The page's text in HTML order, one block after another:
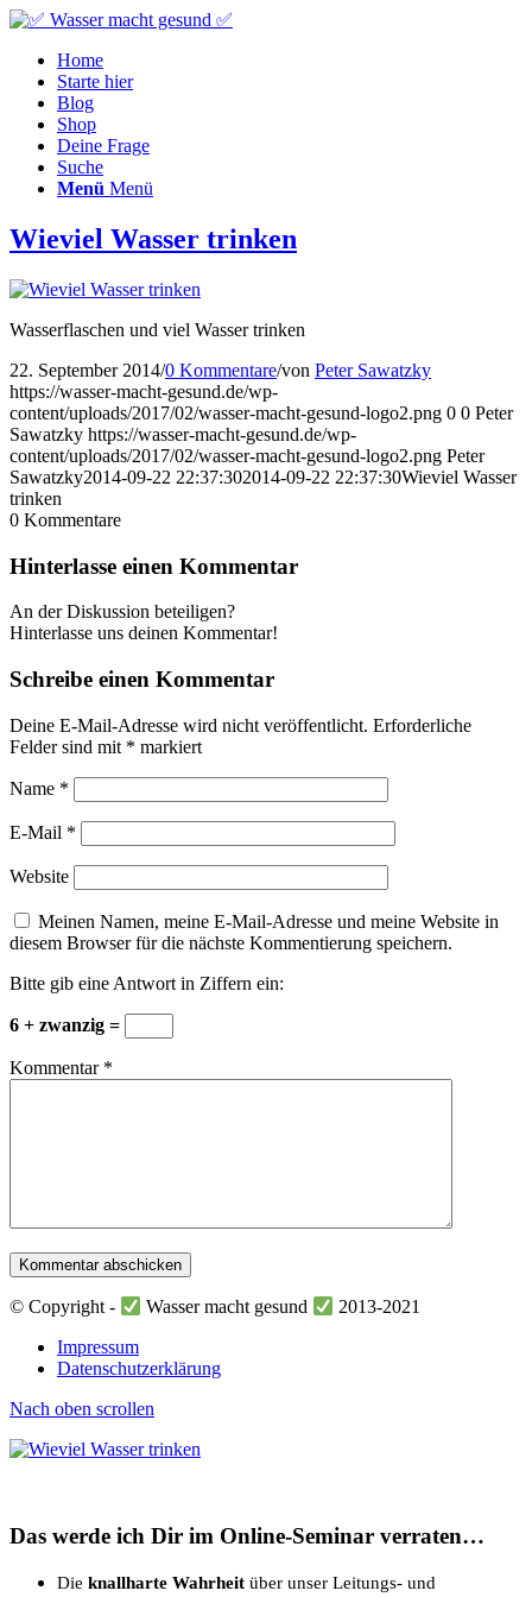
Home
Starte hier
Blog
Shop
Deine Frage
Suche
Menü Menü
Wieviel Wasser trinken
Wasserflaschen und viel Wasser trinken
22. September 2014/0 Kommentare/von Peter Sawatzky
https://wasser-macht-gesund.de/wp-
content/uploads/2017/02/wasser-macht-gesund-logo2.png 0 0 Peter
Sawatzky https://wasser-macht-gesund.de/wp-
content/uploads/2017/02/wasser-macht-gesund-logo2.png Peter
Sawatzky2014-09-22 22:37:302014-09-22 22:37:30Wieviel Wasser
trinken
0 Kommentare
Hinterlasse einen Kommentar
An der Diskussion beteiligen?
Hinterlasse uns deinen Kommentar!
Schreibe einen Kommentar
Deine E-Mail-Adresse wird nicht veröffentlicht. Erforderliche
Felder sind mit * markiert
Name *
E-Mail *
Website
Meinen Namen, meine E-Mail-Adresse und meine Website in
diesem Browser für die nächste Kommentierung speichern.
Bitte gib eine Antwort in Ziffern ein:
6 + zwanzig =
Kommentar *
© Copyright - Wasser macht gesund
2013-2021
Impressum
Datenschutzerklärung
Nach oben scrollen
Das werde ich Dir im Online-Seminar verraten…
Die knallharte Wahrheit über unser Leitungs- und